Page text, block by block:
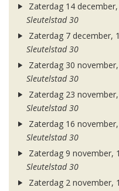
Zaterdag 14
Sleutelstad 30
Zaterdag 7 december,
Sleutelstad 30
Zaterdag 30
Sleutelstad 30
Zaterdag 23
Sleutelstad 30
Zaterdag 16
Sleutelstad 30
Zaterdag 9 november,
Sleutelstad 30
Zaterdag 2 november,